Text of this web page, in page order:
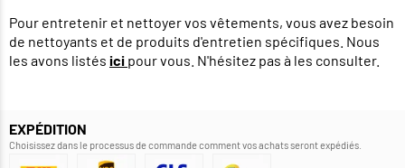
Pour entretenir et nettoyer vos vêtements, vous avez besoin
de nettoyants et de produits d'entretien spécifiques. Nous
les avons listés ici pour vous. N'hésitez pas à les consulter.
EXPÉDITION
Choisissez dans le processus de commande comment vos achats seront expédiés.